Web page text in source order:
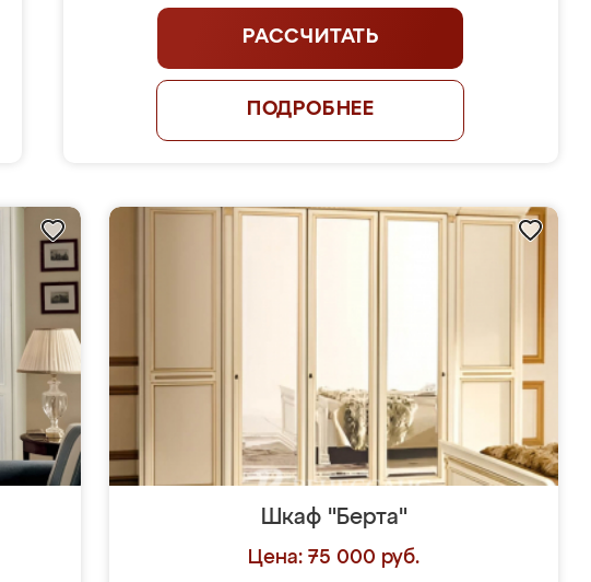
РАССЧИТАТЬ
ПОДРОБНЕЕ
Шкаф "Берта"
Цена: 75 000 руб.